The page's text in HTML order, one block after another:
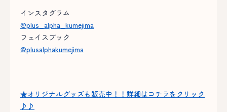
インスタグラム
@plus_alpha_kumejima
フェイスブック
@plusalphakumejima
★オリジナルグッズも販売中！！詳細はコチラをクリック
♪♪